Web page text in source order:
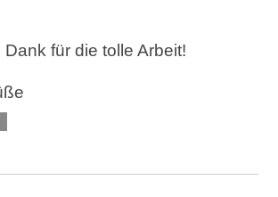
für die tolle Arbeit!